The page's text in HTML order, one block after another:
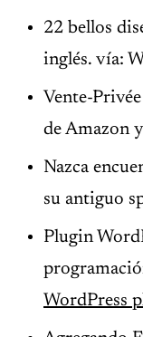
22 bellos
inglés. vía:
Vente-
de Amazon
Nazca
su antiguo
Plugin
WordPress